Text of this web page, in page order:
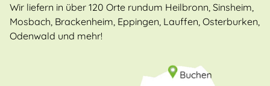
Wir liefern in über 120 Orte rundum Heilbronn, Sinsheim,
Mosbach, Brackenheim, Eppingen, Lauffen, Osterburken,
Odenwald und mehr!